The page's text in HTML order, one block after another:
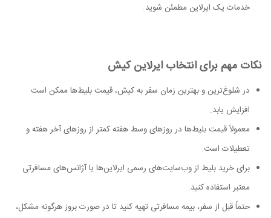
خدمات یک ایرلاین مطمئن شوید.
نکات مهم برای انتخاب ایرلاین کیش
در شلوغ‌ترین و بهترین زمان سفر به کیش، قیمت بلیط‌ها ممکن است
افزایش یابد.
معمولاً قیمت بلیط‌ها در روزهای وسط هفته کمتر از روزهای آخر هفته و
تعطیلات است.
برای خرید بلیط از وب‌سایت‌های رسمی ایرلاین‌ها یا آژانس‌های مسافرتی
معتبر استفاده کنید.
حتماً قبل از سفر، بیمه مسافرتی تهیه کنید تا در صورت بروز هرگونه مشکل،